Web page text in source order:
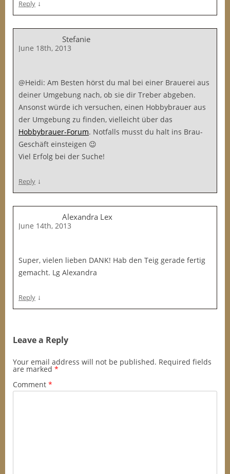
Reply ↓
Stefanie
June 18th, 2013
@Heidi: Am Besten hörst du mal bei einer Brauerei aus
deiner Umgebung nach, ob sie dir Treber abgeben.
Ansonst würde ich versuchen, einen Hobbybrauer aus
der Umgebung zu finden, vielleicht über das
Hobbybrauer-Forum. Notfalls musst du halt ins Brau-
Geschäft einsteigen 😉
Viel Erfolg bei der Suche!
Reply ↓
Alexandra Lex
June 14th, 2013
Super, vielen lieben DANK! Hab den Teig gerade fertig
gemacht. Lg Alexandra
Reply ↓
Leave a Reply
Your email address will not be published. Required fields
are marked *
Comment *